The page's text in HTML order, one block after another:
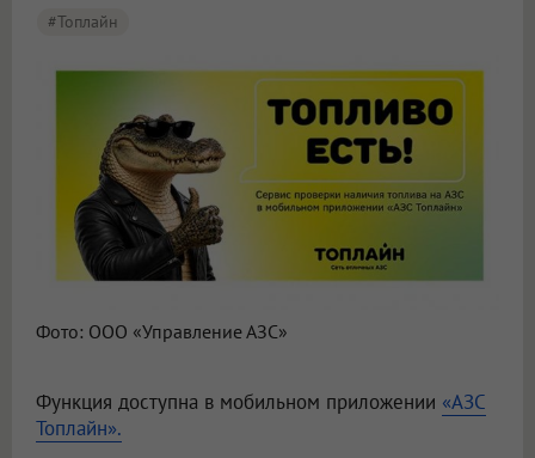
#Топлайн
Фото: ООО «Управление АЗС»
Функция доступна в мобильном приложении «АЗС
Топлайн».